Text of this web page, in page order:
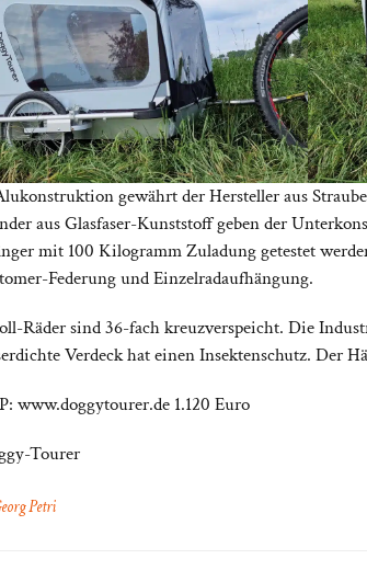
gewährt der Hersteller aus
aus Glasfaser-Kunststoff geben der
mit 100 Kilogramm Zuladung getestet
Federung und Einzelradaufhängung.
Räder sind 36-fach kreuzverspeicht. Die
Verdeck hat einen Insektenschutz. Der
www.doggytourer.de 1.120 Euro
Tourer
Petri